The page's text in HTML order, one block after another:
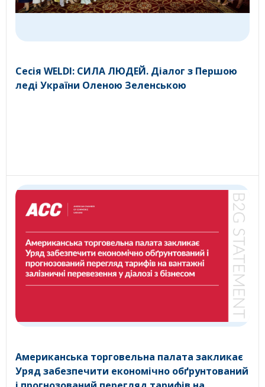
Сесія WELDI: СИЛА ЛЮДЕЙ. Діалог з Першою
леді України Оленою Зеленською
Американська торговельна палата закликає
Уряд забезпечити економічно обґрунтований